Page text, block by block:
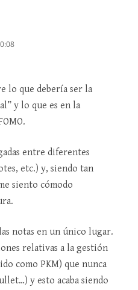
lo que debería ser la
y lo que es en la
entre diferentes
etc.) y, siendo tan
siento cómodo
notas en un único lugar.
relativas a la gestión
como PKM) que nunca
y esto acaba siendo